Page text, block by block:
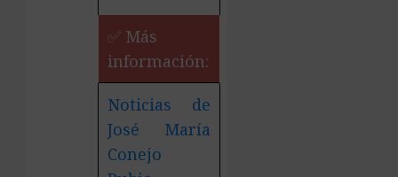
✅ Más
información:
Noticias de
José María
Conejo